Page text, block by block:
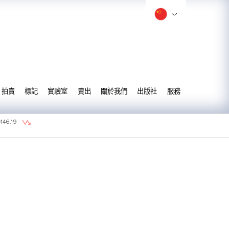
拍賣 標記 實驗室 賣出 關於我們 出版社 服務
146.19